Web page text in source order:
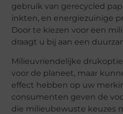
gebruik van gerecycled
inkten, en energiezuinige
Door te kiezen voor een
draagt u bij aan een
Milieuvriendelijke
voor de planeet, maar
effect hebben op uw
consumenten geven de
die milieubewuste keuzes